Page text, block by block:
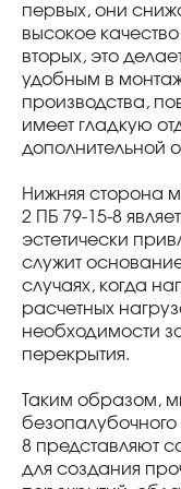
первых, они
высокое
вторых, это
удобным в
производства,
имеет гладкую
дополнительной
Нижняя сторона
2 ПБ 79-15-8
эстетически
служит
случаях, когда
расчетных
необходимости
перекрытия.
Таким образом,
8 представляют
для создания